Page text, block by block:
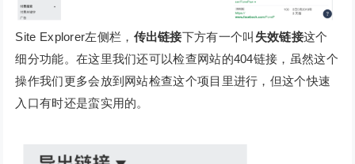
Site Explorer左侧栏， 传出链接下方有一个叫 失效链接这个
细分功能。在这里我们还可以检查网站的404链接，虽然这个
操作我们更多会放到网站检查这个项目里进行，但这个快速
入口有时还是蛮实用的。